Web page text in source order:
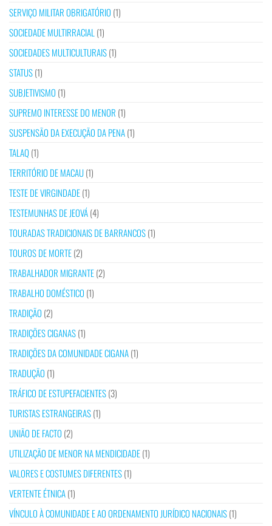
SERVIÇO MILITAR OBRIGATÓRIO (1)
SOCIEDADE MULTIRRACIAL (1)
SOCIEDADES MULTICULTURAIS(1)
STATUS(1)
SUBJETIVISMO (1)
SUPREMO INTERESSE DO MENOR (1)
SUSPENSÃO DA EXECUÇÃO DA PENA(1)
TALAQ(1)
TERRITÓRIO DE MACAU(1)
TESTE DE VIRGINDADE(1)
TESTEMUNHAS DE JEOVÁ(4)
TOURADAS TRADICIONAIS DE BARRANCOS(1)
TOUROS DE MORTE(2)
TRABALHADOR MIGRANTE(2)
TRABALHO DOMÉSTICO (1)
TRADIÇÃO (2)
TRADIÇÕES CIGANAS(1)
TRADIÇÕES DA COMUNIDADE CIGANA(1)
TRADUÇÃO (1)
TRÁFICO DE ESTUPEFACIENTES(3)
TURISTAS ESTRANGEIRAS(1)
UNIÃO DE FACTO (2)
UTILIZAÇÃO DE MENOR NA MENDICIDADE(1)
VALORES E COSTUMES DIFERENTES(1)
VERTENTE ÉTNICA(1)
VÍNCULO À COMUNIDADE E AO ORDENAMENTO JURÍDICO NACIONAIS(1)